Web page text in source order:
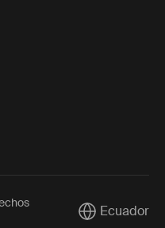
(external link)
(external link)
Youtube (external
CurrentEcuador